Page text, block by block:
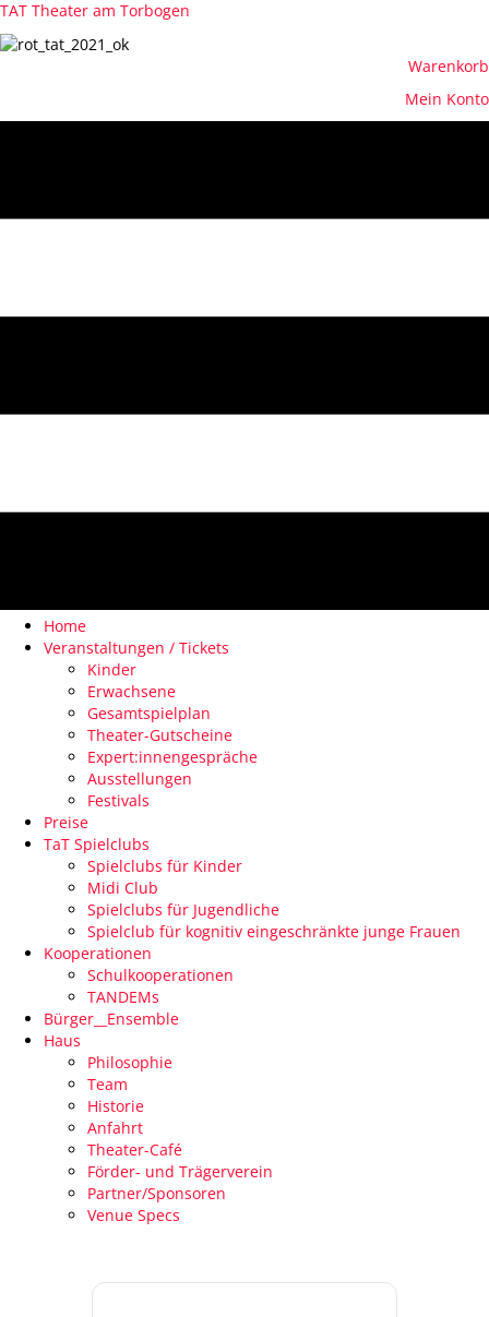
TAT Theater am Torbogen
Warenkorb
Mein Konto
Home
Veranstaltungen / Tickets
Kinder
Erwachsene
Gesamtspielplan
Theater-Gutscheine
Expert:innengespräche
Ausstellungen
Festivals
Preise
TaT Spielclubs
Spielclubs für Kinder
Midi Club
Spielclubs für Jugendliche
Spielclub für kognitiv eingeschränkte junge Frauen
Kooperationen
Schulkooperationen
TANDEMs
Bürger__Ensemble
Haus
Philosophie
Team
Historie
Anfahrt
Theater-Café
Förder- und Trägerverein
Partner/Sponsoren
Venue Specs